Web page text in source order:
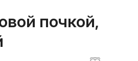
почкой,